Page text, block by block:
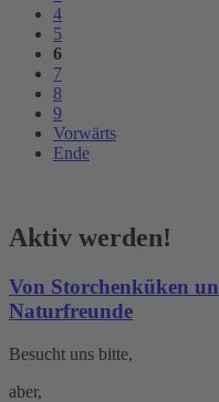
4
5
6
7
8
9
Vorwärts
Ende
Aktiv werden!
Von Storchenküken
Naturfreunde
Besucht uns bitte,
aber,